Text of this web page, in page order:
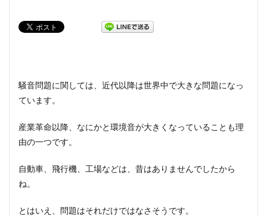
騒音問題に関しては、近代以降は世界中で大きな問題になっ
ています。
産業革命以降、なにかと環境音が大きくなっていることも理
由の一つです。
自動車、飛行機、工場などは、昔はありませんでしたから
ね。
とはいえ、問題はそれだけではなさそうです。